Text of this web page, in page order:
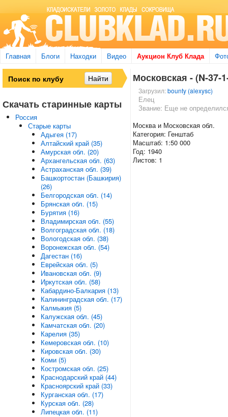
Главная Блоги Находки Видео Аукцион Клуб Клада
Московская - (N-37-
Загрузил:bounty (alexysc)
Елец
Звание: Еще не
Москва и Московская обл.
Категория: Генштаб
Масштаб: 1:50 000
Год: 1940
Листов: 1
Скачать старинные карты
Россия
Старые карты
Адыгея (17)
Алтайский край (35)
Амурская обл. (20)
Архангельская обл. (63)
Астраханская обл. (39)
Башкортостан (Башкирия)
(26)
Белгородская обл. (14)
Брянская обл. (15)
Бурятия (16)
Владимирская обл. (55)
Волгоградская обл. (18)
Вологодская обл. (38)
Воронежская обл. (54)
Дагестан (16)
Еврейская обл. (5)
Ивановская обл. (9)
Иркутская обл. (58)
Кабардино-Балкария (13)
Калининградская обл. (17)
Калмыкия (5)
Калужская обл. (45)
Камчатская обл. (20)
Карелия (35)
Кемеровская обл. (10)
Кировская обл. (30)
Коми (5)
Костромская обл. (25)
Краснодарский край (44)
Красноярский край (33)
Курганская обл. (17)
Курская обл. (28)
Липецкая обл. (11)